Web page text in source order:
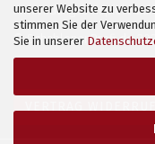
unserer Website zu
stimmen Sie der
Sie in unserer
Anwendungsbeispiele
© SchablonenProfi.de